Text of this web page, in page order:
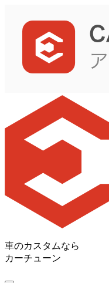
車のカスタムなら
カーチューン